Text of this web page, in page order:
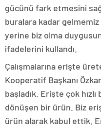
gücünü fark etmesini
buralara kadar gelmemiz
yerine biz olma
ifadelerini kullandı.
Çalışmalarına erişte
Kooperatif Başkanı
başladık. Erişte çok
dönüşen bir ürün. Biz
ürün alarak kabul ettik.